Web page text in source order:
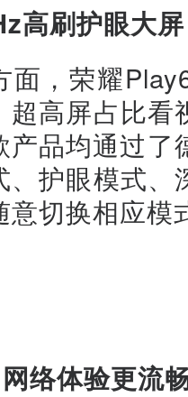
高刷护眼大屏
面，荣耀
超高屏占比
产品均通过
、护眼模式
意切换相应模
网络体验更流